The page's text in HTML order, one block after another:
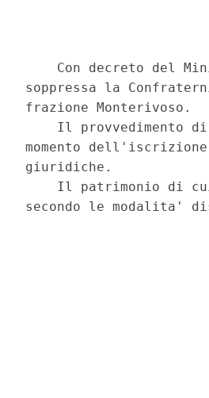
Con decreto del
soppressa la
frazione Monterivoso.
Il provvedimento
momento
giuridiche.
Il patrimonio di